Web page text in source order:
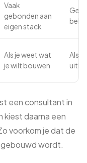
Vaak
gebonden aan
eigen stack
Als je weet wat
je wilt bouwen
Als
een consultant in
kiest daarna een
voorkom je dat de
wordt.